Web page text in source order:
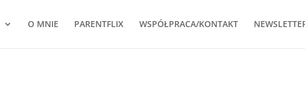
O MNIE PARENTFLIX WSPÓŁPRACA/KONTAKT